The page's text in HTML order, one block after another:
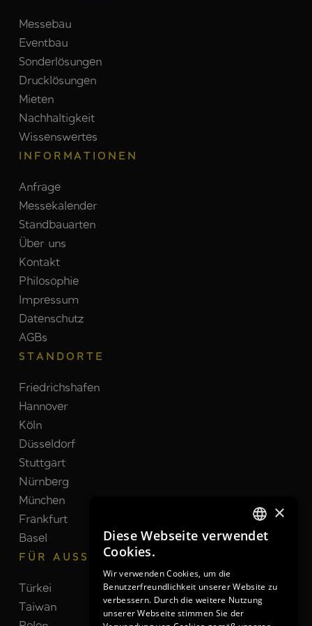
Messebau
Eventbau
Sonderlösungen
Drucklösungen
Mieten
Nachhaltigkeit
Wissenswertes
INFORMATIONEN
Anfrage
Messekalender
Standbauarten
Über uns
Kontakt
Philosophie
Impressum
Datenschutz
AGBs
STANDORTE
Friedrichshafen
Hannover
Köln
Düsseldorf
Stuttgart
Nürnberg
München
Frankfurt
Basel
FÜR AUSSTELLER
Türkei
Schweiz
Taiwan
Brasilien
GERMAN
ENGLISH
×
Diese Webseite verwendet
Cookies.
Wir verwenden Cookies, um die
Benutzerfreundlichkeit unserer Website zu
verbessern. Durch die weitere Nutzung
unserer Webseite stimmen Sie der